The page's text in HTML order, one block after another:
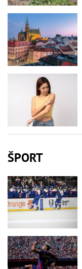
ŠPORT